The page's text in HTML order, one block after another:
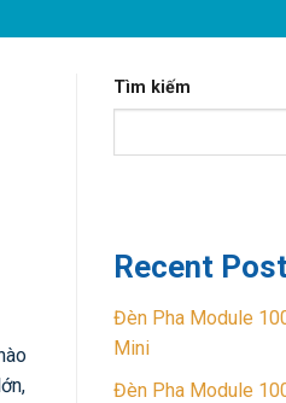
Tìm kiếm
Recent
Đèn Pha Module
Mini
Đèn Pha Module